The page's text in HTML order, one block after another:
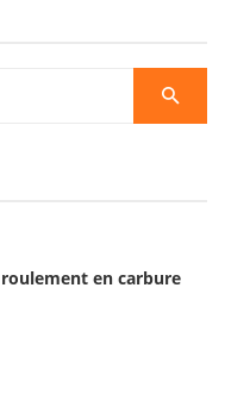
en carbure